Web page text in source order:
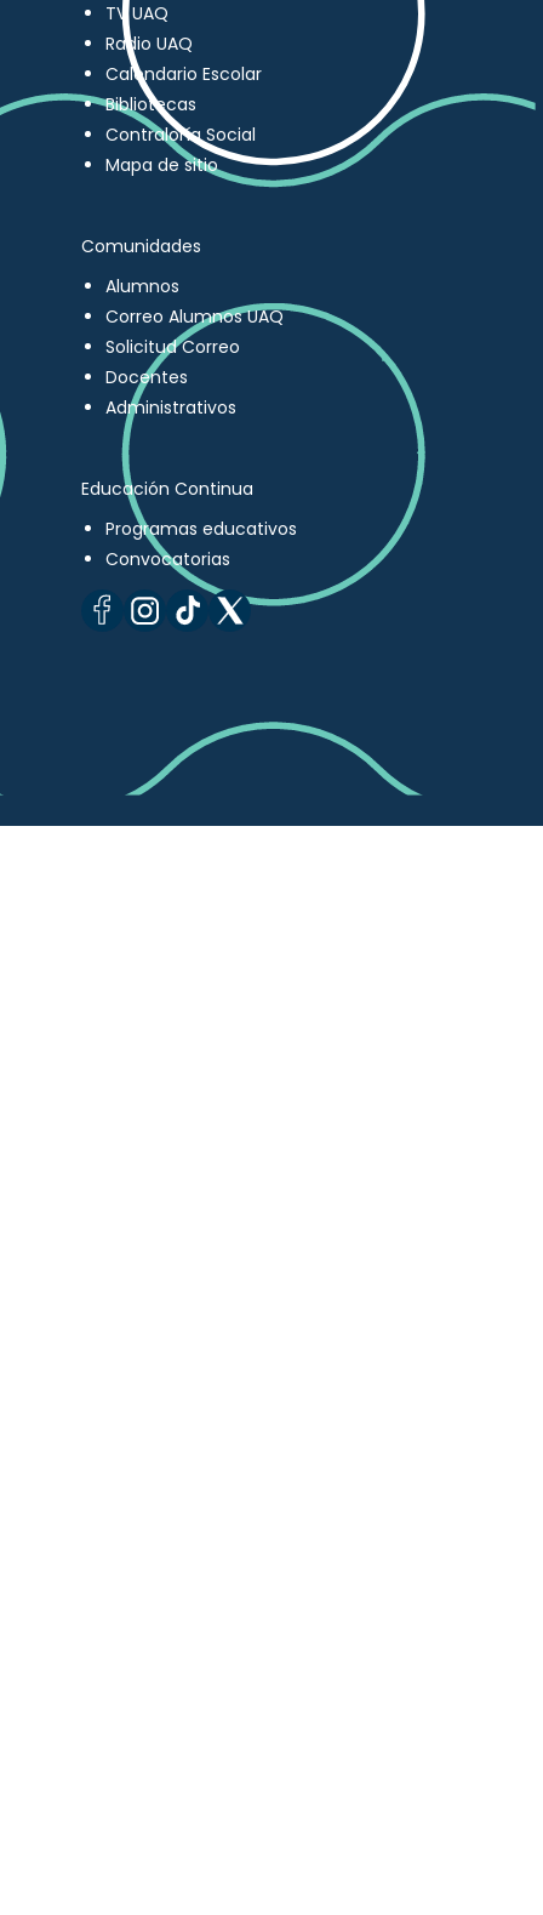
TV UAQ
Radio UAQ
Calendario Escolar
Bibliotecas
Contraloría Social
Mapa de sitio
Comunidades
Alumnos
Correo Alumnos UAQ
Solicitud Correo
Docentes
Administrativos
Educación Continua
Programas educativos
Convocatorias